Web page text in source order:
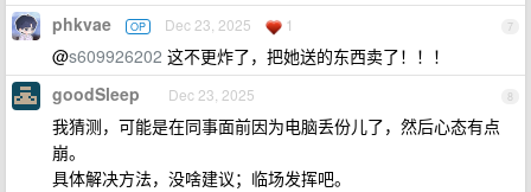
7
phkvae OP Dec 23, 2025 1
@s609926202 这不更炸了，把她送的东西卖了！！！
8
goodSleep Dec 23, 2025
我猜测，可能是在同事面前因为电脑丢份儿了，然后心态有点
崩。
具体解决方法，没啥建议；临场发挥吧。